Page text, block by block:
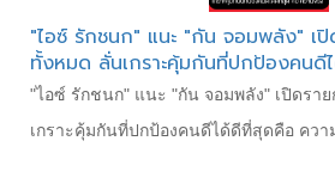
"ไอซ์ รักชนก" แนะ "กัน จอมพลัง" เ
ทั้งหมด ลั่นเกราะคุ้มกันที่ปกป้องคน
"ไอซ์ รักชนก" แนะ "กัน จอมพลัง" เปิดรา
เกราะคุ้มกันที่ปกป้องคนดีได้ดีที่สุดคือ ควา